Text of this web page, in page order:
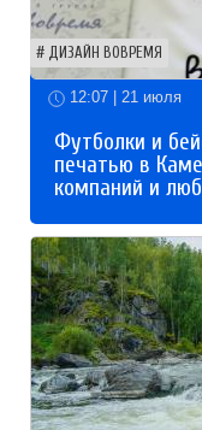
ДИЗАЙН ВОВРЕМЯ
12:07 | 21 июля
Футболки и
печатью в
компаний и